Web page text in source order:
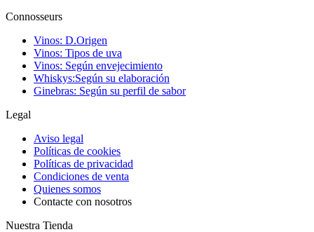
Connosseurs
Vinos: D.Origen
Vinos: Tipos de uva
Vinos: Según envejecimiento
Whiskys:Según su elaboración
Ginebras: Según su perfil de sabor
Legal
Aviso legal
Políticas de cookies
Políticas de privacidad
Condiciones de venta
Quienes somos
Contacte con nosotros
Nuestra Tienda